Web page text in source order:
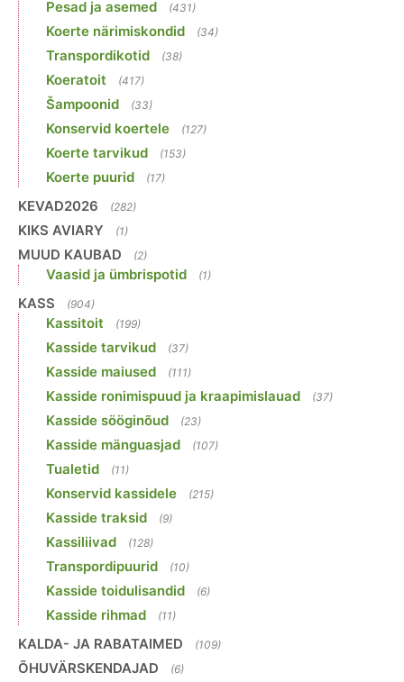
Pesad ja asemed (431)
Koerte närimiskondid (34)
Transpordikotid (38)
Koeratoit (417)
Šampoonid (33)
Konservid koertele (127)
Koerte tarvikud (153)
Koerte puurid (17)
KEVAD2026 (282)
KIKS AVIARY (1)
MUUD KAUBAD (2)
Vaasid ja ümbrispotid (1)
KASS (904)
Kassitoit (199)
Kasside tarvikud (37)
Kasside maiused (111)
Kasside ronimispuud ja kraapimislauad (37)
Kasside sööginõud (23)
Kasside mänguasjad (107)
Tualetid (11)
Konservid kassidele (215)
Kasside traksid (9)
Kassiliivad (128)
Transpordipuurid (10)
Kasside toidulisandid (6)
Kasside rihmad (11)
KALDA- JA RABATAIMED (109)
ÕHUVÄRSKENDAJAD (6)